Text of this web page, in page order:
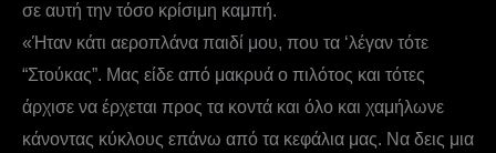
σε αυτή την τόσο κρίσιμη καμπή.
«Ήταν κάτι αεροπλάνα παιδί μου, που τα ‘λέγαν τότε
“Στούκας”. Μας είδε από μακρυά ο πιλότος και τότες
άρχισε να έρχεται προς τα κοντά και όλο και χαμήλωνε
κάνοντας κύκλους επάνω από τα κεφάλια μας. Να δεις μια